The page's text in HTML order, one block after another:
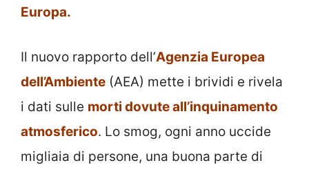
Europa.
Il nuovo rapporto dell’Agenzia Europea
dell’Ambiente (AEA) mette i brividi e rivela
i dati sulle morti dovute all’inquinamento
atmosferico. Lo smog, ogni anno uccide
migliaia di persone, una buona parte di